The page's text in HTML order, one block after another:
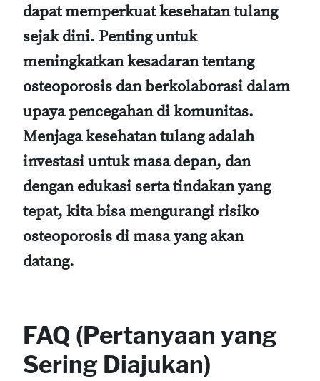
dapat memperkuat kesehatan tulang
sejak dini. Penting untuk
meningkatkan kesadaran tentang
osteoporosis dan berkolaborasi dalam
upaya pencegahan di komunitas.
Menjaga kesehatan tulang adalah
investasi untuk masa depan, dan
dengan edukasi serta tindakan yang
tepat, kita bisa mengurangi risiko
osteoporosis di masa yang akan
datang.
FAQ (Pertanyaan yang
Sering Diajukan)